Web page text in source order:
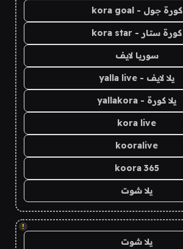
كورة جول - kora goal
كورة ستار - kora star
سوريا لايف
يلا لايف - yalla live
يلا كورة - yallakora
kora live
kooralive
koora 365
يلا شوت
!
يلا شوت